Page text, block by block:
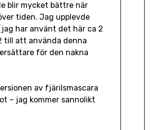
blir mycket bättre när
tiden. Jag upplevde
har använt det här ca 2
till att använda denna
för den nakna
av fjärilsmascara
– jag kommer sannolikt